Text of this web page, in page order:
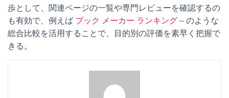
歩として、関連ページの一覧や専門レビューを確認するの
も有効で、例えば ブック メーカー ランキング – のような
総合比較を活用することで、目的別の評価を素早く把握で
きる。